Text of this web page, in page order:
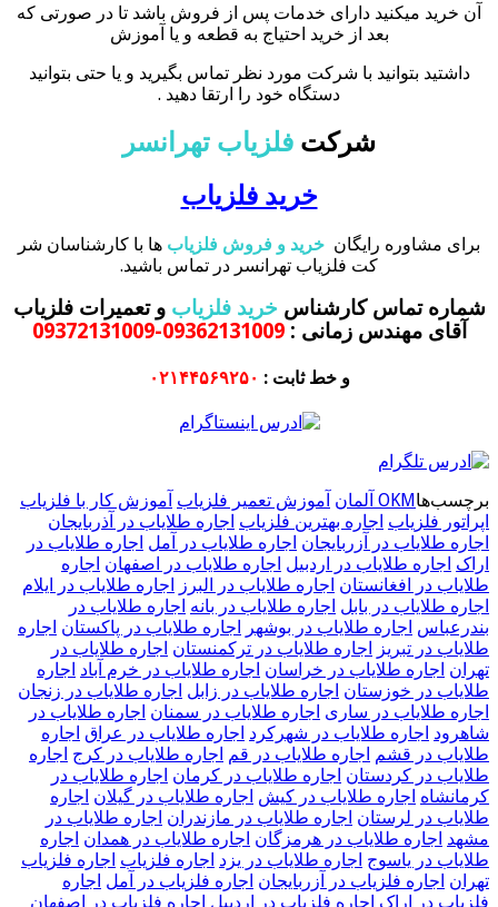
آن خرید میکنید دارای خدمات پس از فروش باشد تا در صورتی که
بعد از خرید احتیاج به قطعه و یا آموزش
داشتید بتوانید با شرکت مورد نظر تماس بگیرید و یا حتی بتوانید
دستگاه خود را ارتقا دهید .
شرکت فلزیاب تهرانسر
خرید فلزیاب
برای مشاوره رایگان خرید و فروش فلزیاب ها با کارشناسان شر
کت فلزیاب تهرانسر در تماس باشید.
شماره تماس کارشناس خرید فلزیاب و تعمیرات فلزیاب
آقای مهندس زمانی :
09362131009-09372131009
و خط ثابت : ۰۲۱۴۴۵۶۹۲۵۰
برچسب‌هاOKM آلمان آموزش تعمیر فلزیاب آموزش کار با فلزیاب
اپراتور فلزیاب اجاره بهترین فلزیاب اجاره طلایاب در آذربایجان
اجاره طلایاب در آزربایجان اجاره طلایاب در آمل اجاره طلایاب در
اراک اجاره طلایاب در اردبیل اجاره طلایاب در اصفهان اجاره
طلایاب در افغانستان اجاره طلایاب در البرز اجاره طلایاب در ایلام
اجاره طلایاب در بابل اجاره طلایاب در بانه اجاره طلایاب در
بندرعباس اجاره طلایاب در بوشهر اجاره طلایاب در پاکستان اجاره
طلایاب در تبریز اجاره طلایاب در ترکمنستان اجاره طلایاب در
تهران اجاره طلایاب در خراسان اجاره طلایاب در خرم آباد اجاره
طلایاب در خوزستان اجاره طلایاب در زابل اجاره طلایاب در زنجان
اجاره طلایاب در ساری اجاره طلایاب در سمنان اجاره طلایاب در
شاهرود اجاره طلایاب در شهرکرد اجاره طلایاب در عراق اجاره
طلایاب در قشم اجاره طلایاب در قم اجاره طلایاب در کرج اجاره
طلایاب در کردستان اجاره طلایاب در کرمان اجاره طلایاب در
کرمانشاه اجاره طلایاب در کیش اجاره طلایاب در گیلان اجاره
طلایاب در لرستان اجاره طلایاب در مازندران اجاره طلایاب در
مشهد اجاره طلایاب در هرمزگان اجاره طلایاب در همدان اجاره
طلایاب در یاسوج اجاره طلایاب در یزد اجاره فلزیاب اجاره فلزیاب
تهران اجاره فلزیاب در آزربایجان اجاره فلزیاب در آمل اجاره
فلزیاب در اراک اجاره فلزیاب در اردبیل اجاره فلزیاب در اصفهان